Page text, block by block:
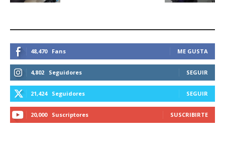
48,470 Fans ME GUSTA
4,802 Seguidores SEGUIR
21,424 Seguidores SEGUIR
20,000 Suscriptores SUSCRIBIRTE